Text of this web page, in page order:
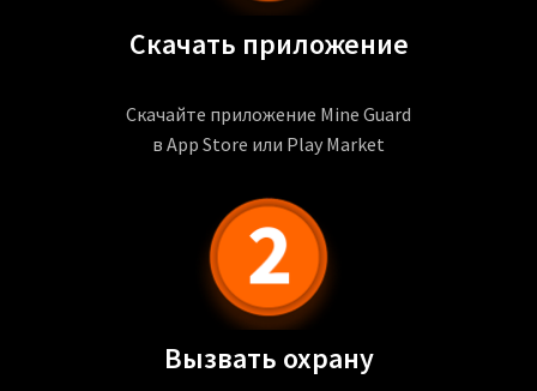
Скачать приложение
Скачайте приложение Mine Guard
в App Store или Play Market
Вызвать охрану